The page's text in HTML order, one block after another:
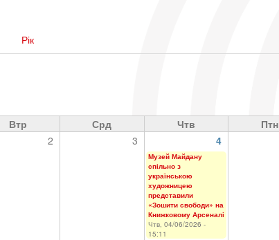
Рік
Втр Срд Чтв Птн
2 3 4
Музей Майдану
спільно з
українською
художницею
представили
«Зошити свободи» на
Книжковому Арсеналі
Чтв, 04/06/2026 -
15:11